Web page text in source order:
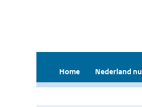
Home Nederland nu